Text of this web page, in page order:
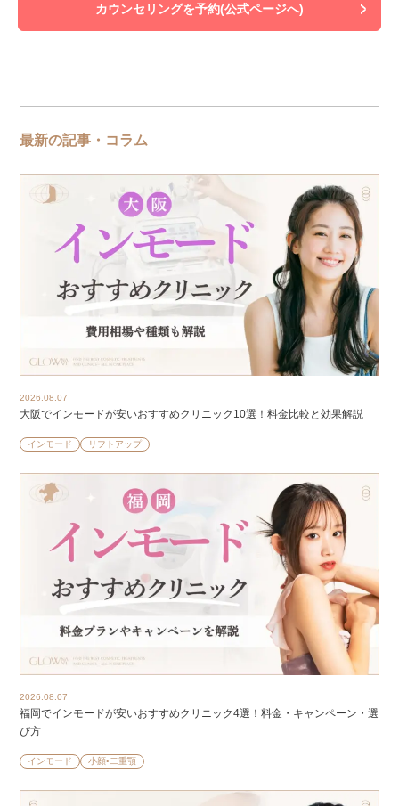
カウンセリングを予約(公式ページへ)
最新の記事・コラム
2026.08.07
大阪でインモードが安いおすすめクリニック10選！料金比較と効果解説
インモード リフトアップ
2026.08.07
福岡でインモードが安いおすすめクリニック4選！料金・キャンペーン・選
び方
インモード 小顔•二重顎